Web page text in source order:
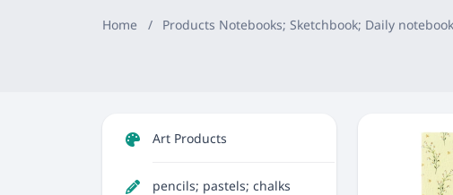
Home / Products Notebooks; Sketchbook; Daily notebook
Art Products
pencils; pastels; chalks